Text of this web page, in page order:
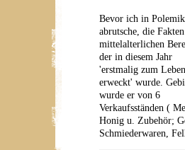
Bevor ich in Polemik
abrutsche, die
mittelalterlichen
der in diesem Jahr
'erstmalig zum Leben
erweckt' wurde.
wurde er von 6
Verkaufsständen (
Honig u. Zubehör;
Schmiederwaren,